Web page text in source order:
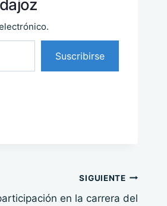
Suscribirse
SIGUIENTE
en la carrera del